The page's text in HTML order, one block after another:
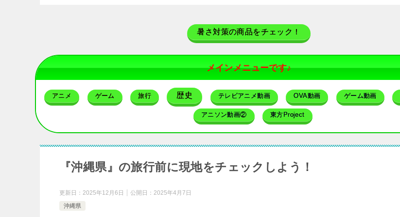
暑さ対策の商品をチェック！
メインメニューです♪
アニメ ゲーム 旅行 歴史 テレビアニメ動画 OVA動画 ゲーム動画
アニソン動画② 東方Project
『沖縄県』の旅行前に現地をチェックしよう！
更新日： 2025年12月6日 公開日： 2025年4月7日
沖縄県